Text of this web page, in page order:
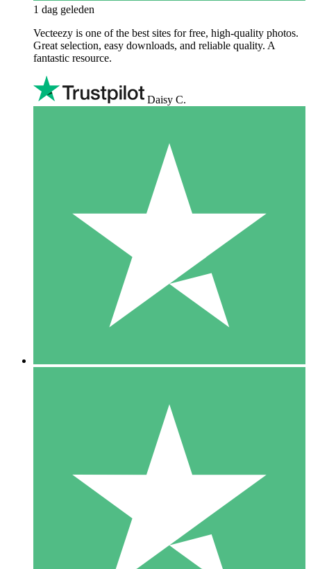
1 dag geleden
Vecteezy is one of the best sites for free, high‑quality photos.
Great selection, easy downloads, and reliable quality. A
fantastic resource.
Daisy C.